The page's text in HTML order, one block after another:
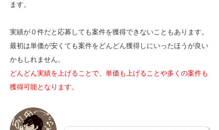
ます。
実績が０件だと応募しても案件を獲得できないこともあります。
最初は単価が安くても案件をどんどん獲得しにいったほうが良い
かもしれません。
どんどん実績を上げることで、単価も上げることや多くの案件も
獲得可能となります。